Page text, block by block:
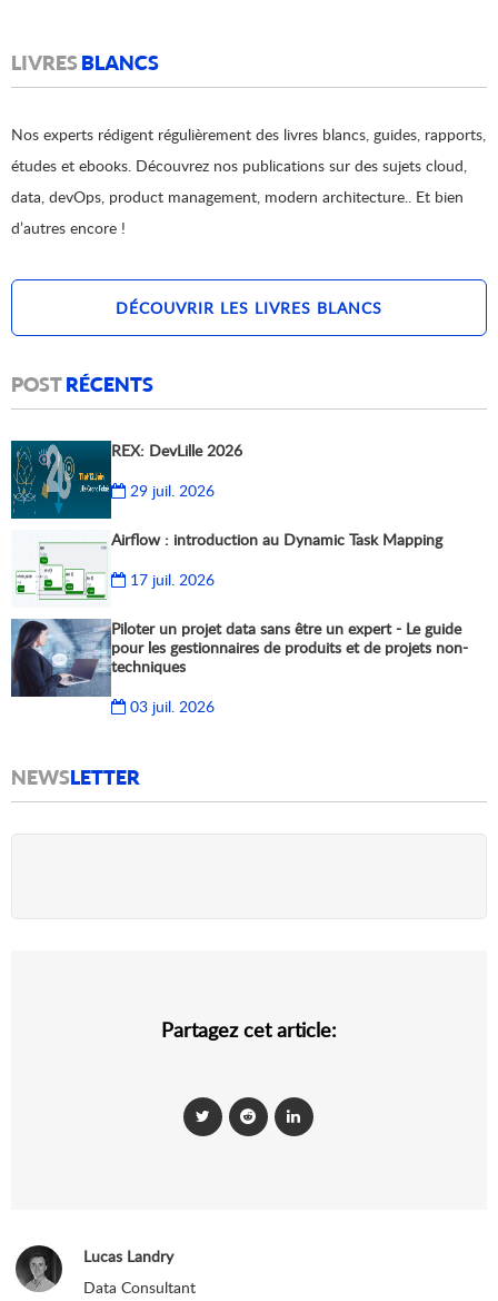
LIVRESBLANCS
Nos experts rédigent régulièrement des livres blancs, guides, rapports,
études et ebooks. Découvrez nos publications sur des sujets cloud,
data, devOps, product management, modern architecture.. Et bien
d’autres encore !
DÉCOUVRIR LES LIVRES BLANCS
POSTRÉCENTS
REX: DevLille 2026
29 juil. 2026
Airflow : introduction au Dynamic Task Mapping
17 juil. 2026
Piloter un projet data sans être un expert - Le guide
pour les gestionnaires de produits et de projets non-
techniques
03 juil. 2026
NEWSLETTER
Partagez cet article:
Lucas Landry
Data Consultant